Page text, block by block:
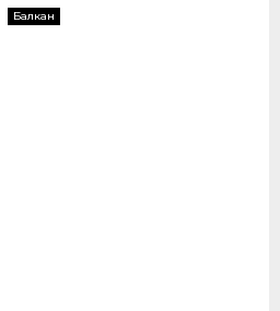
Балкан